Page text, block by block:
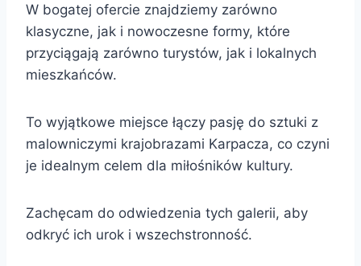
W bogatej ofercie znajdziemy zarówno
klasyczne, jak i nowoczesne formy, które
przyciągają zarówno turystów, jak i lokalnych
mieszkańców.
To wyjątkowe miejsce łączy pasję do sztuki z
malowniczymi krajobrazami Karpacza, co czyni
je idealnym celem dla miłośników kultury.
Zachęcam do odwiedzenia tych galerii, aby
odkryć ich urok i wszechstronność.